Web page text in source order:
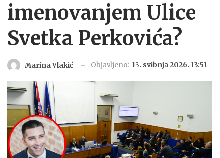
imenovanjem Ulice
Svetka Perkovića?
Marina Vlakić Objavljeno: 13. svibnja 2026. 13:51